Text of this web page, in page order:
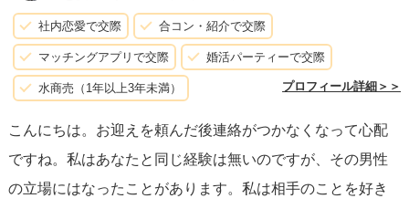
社内恋愛で交際 合コン・紹介で交際
マッチングアプリで交際 婚活パーティーで交際
水商売（1年以上3年未満） プロフィール詳細＞＞
こんにちは。お迎えを頼んだ後連絡がつかなくなって心配
ですね。私はあなたと同じ経験は無いのですが、その男性
の立場にはなったことがあります。私は相手のことを好き